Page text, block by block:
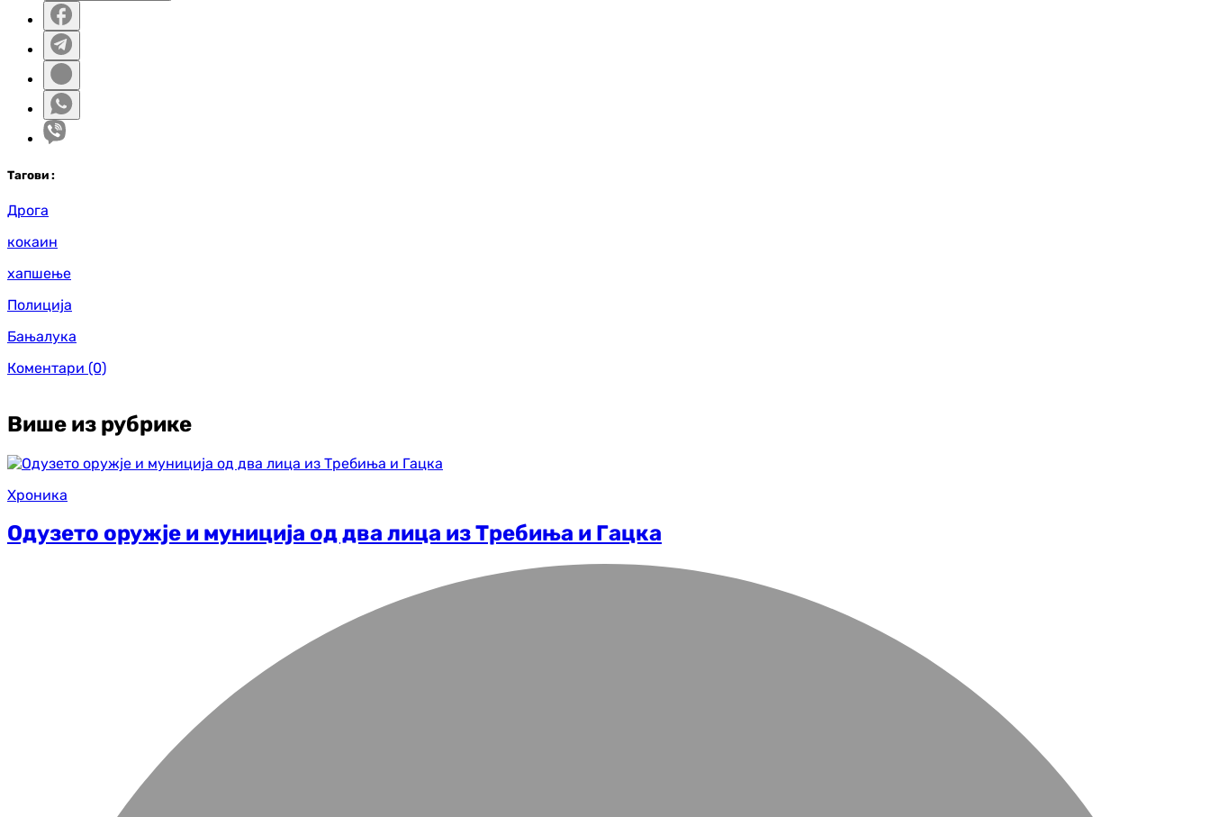
Тагови :
Дрога
кокаин
хапшење
Полиција
Бањалука
Коментари (0)
Више из рубрике
Хроника
Одузето оружје и муниција од два лица из Требиња и Гацка